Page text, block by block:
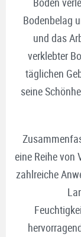
Bodenbelag
und das
verklebter
täglichen
seine
eine Reihe von
zahlreiche